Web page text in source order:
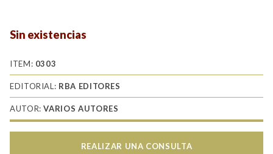
Sin existencias
ITEM: 0303
EDITORIAL: RBA EDITORES
AUTOR:VARIOS AUTORES
REALIZAR UNA CONSULTA